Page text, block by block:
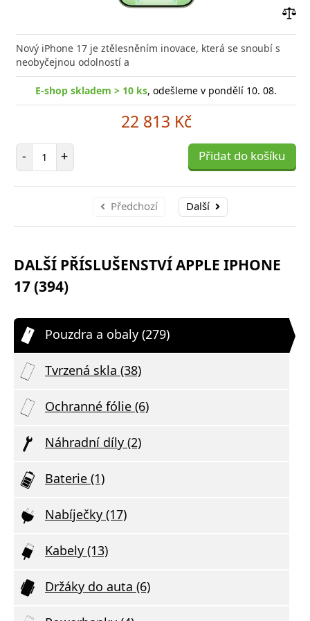
Nový iPhone 17 je ztělesněním inovace, která se snoubí s
neobyčejnou odolností a
E-shop skladem > 10 ks, odešleme v pondělí 10. 08.
22 813 Kč
- Počet položek
+ Přidat do košíku
Předchozí Další
DALŠÍ PŘÍSLUŠENSTVÍ APPLE IPHONE
17 (394)
Pouzdra a obaly (279)
Tvrzená skla (38)
Ochranné fólie (6)
Náhradní díly (2)
Baterie (1)
Nabíječky (17)
Kabely (13)
Držáky do auta (6)